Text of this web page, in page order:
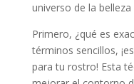
universo de la
Primero, ¿qué es
términos sencillos,
para tu rostro! Esta